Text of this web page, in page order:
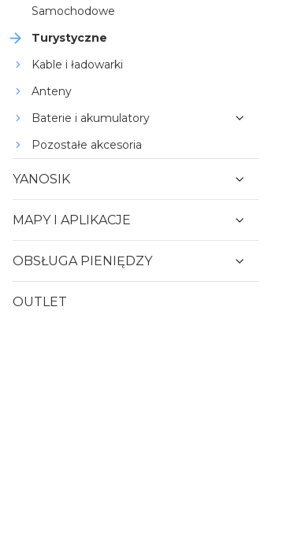
Samochodowe
Turystyczne
Kable i ładowarki
Anteny
Baterie i akumulatory
Pozostałe akcesoria
YANOSIK
MAPY I APLIKACJE
OBSŁUGA PIENIĘDZY
OUTLET